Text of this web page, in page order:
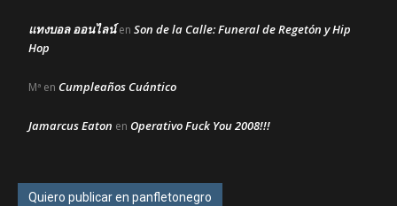
แทงบอล ออนไลน์en Son de la Calle: Funeral de Regetón y Hip
Hop
Mª en Cumpleaños Cuántico
Jamarcus Eaton en Operativo Fuck You 2008!!!
Quiero publicar en panfletonegro